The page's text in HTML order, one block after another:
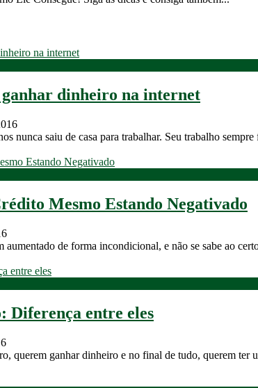
ganhar dinheiro na internet
nunca saiu de casa para trabalhar. Seu trabalho
Mesmo Estando Negativado
de forma incondicional, e não se sabe ao
Diferença entre eles
querem ganhar dinheiro e no final de tudo, querem ter